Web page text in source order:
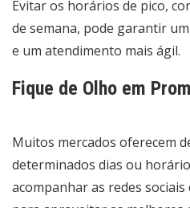
Evitar os horários de pico,
de semana, pode garantir
e um atendimento mais ágil.
Fique de Olho em
Muitos mercados oferecem
determinados dias ou
acompanhar as redes